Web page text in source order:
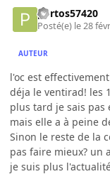
portos57420
Posté(e) le 28
AUTEUR
l'oc est
déja le ventirad! les
plus tard je sais pas
mais elle a à peine
Sinon le reste de la
pas faire mieux? un
je suis plus